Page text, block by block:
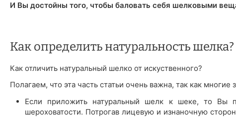
И Вы достойны того, чтобы баловать себя шелковыми
Как определить натуральность шелка?
Как отличить натуральный шелко от искуственного?
Полагаем, что эта часть статьи очень важна, так как
Если приложить натуральный шелк к шеке, то Вы
шероховатости. Потрогав лицевую и изнаночную